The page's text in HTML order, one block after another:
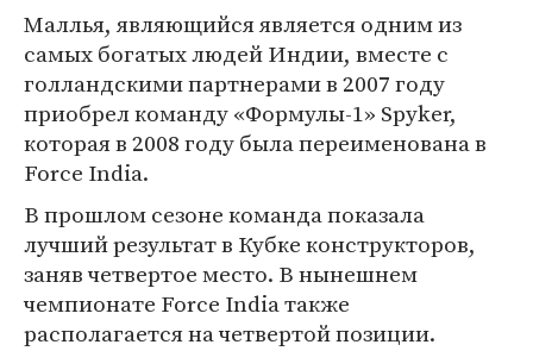
Маллья, являющийся является одним из
самых богатых людей Индии, вместе с
голландскими партнерами в 2007 году
приобрел команду «Формулы-1» Spyker,
которая в 2008 году была переименована в
Force India.
В прошлом сезоне команда показала
лучший результат в Кубке конструкторов,
заняв четвертое место. В нынешнем
чемпионате Force India также
располагается на четвертой позиции.